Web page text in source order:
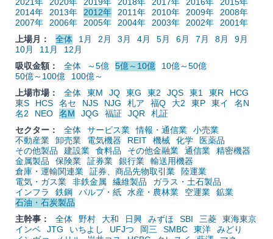
2021年
2020年 2019年 2018年 2017年 2016年
2015年
2014年
2013年 2012年 2011年 2010年 2009年
2008年
2007年
2006年 2005年 2004年 2003年 2002年
2001年
上場月：
全体 1月 2月 3月 4月 5月 6月 7月 8月
9月
10月
11月
12月
吸収金額：
全体 ～5億 5億～10億
10億～50億
50億～100億
100億～
上場市場：
全体 東M JQ 東G 東2 JQS 東1 東R
HCG
東S
HCS 名セ NJS NJG 札ア 福Q 大2 東P 東イ
名N
名2
NEO 名M JQG 福証 JQR
札証
セクター：
全体 サービス業 情報・通信業
小売業
不動産業
卸売業 電気機器 REIT 機械 化学
医薬品
その他製品
建設業 食料品 その他金融業 通信業
精密機器
金属製品
保険業 証券業 銀行業
輸送用機器
倉庫・運輸関連業
証券、商品先物取引業
陸運業
電気・ガス業
非鉄金属 繊維製品
ガラス・土石製品
インフラ
鉄鋼 パルプ・紙 水産・農林業 空運業
鉱業
石油・石炭製品
主幹事：
全体 野村 大和 日興 みずほ SBI 三菱
東海東京
インベ
JTG いちよし UFJつ 岡三 SMBC 東洋
みどり